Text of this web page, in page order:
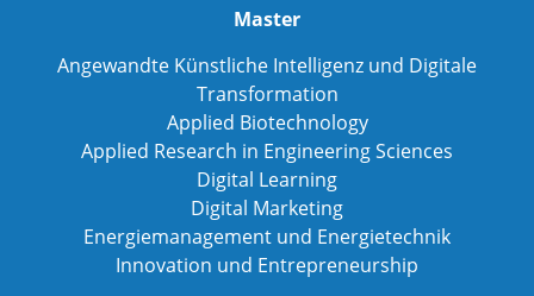
Master
Angewandte Künstliche Intelligenz und Digitale
Transformation
Applied Biotechnology
Applied Research in Engineering Sciences
Digital Learning
Digital Marketing
Energiemanagement und Energietechnik
Innovation und Entrepreneurship